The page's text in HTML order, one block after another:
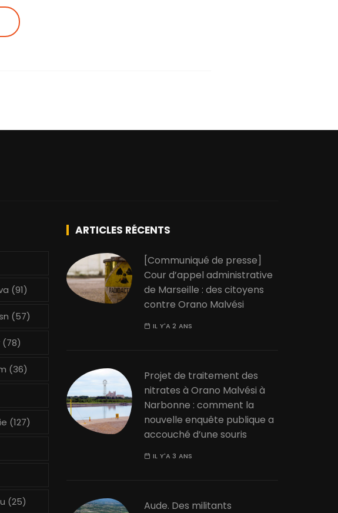
(91)
(57)
(78)
(36)
(127)
(25)
ARTICLES RÉCENTS
[Communiqué de presse]
Cour d’appel administrative
de Marseille : des citoyens
contre Orano Malvési
IL Y'A 2 ANS
Projet de traitement des
nitrates à Orano Malvési à
Narbonne : comment la
nouvelle enquête publique a
accouché d’une souris
IL Y'A 3 ANS
Aude. Des militants